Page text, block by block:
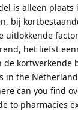
is alleen plaats
bij
uitlokkende
het liefst
kortwerkende
in the
can you find
to pharmacies